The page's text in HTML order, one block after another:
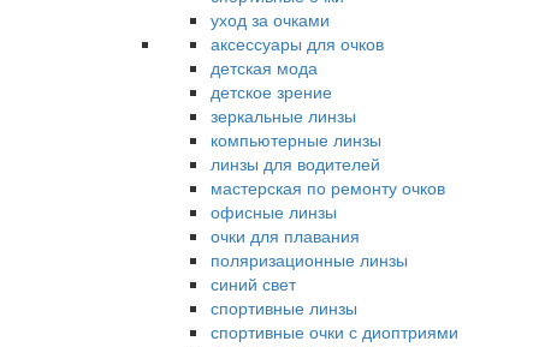
уход за очками
аксессуары для очков
детская мода
детское зрение
зеркальные линзы
компьютерные линзы
линзы для водителей
мастерская по ремонту очков
офисные линзы
очки для плавания
поляризационные линзы
синий свет
спортивные линзы
спортивные очки с диоптриями